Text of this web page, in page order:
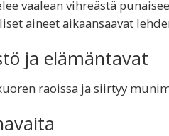
vaalean vihreästä
aineet aikaansaavat
ja elämäntavat
raoissa ja siirtyy